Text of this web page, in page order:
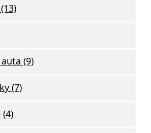
(9)
(7)